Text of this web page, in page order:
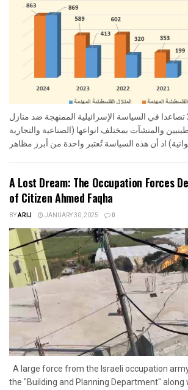
شهد العام 2024 تصاعدا في السياسة الإسرائيلية الممنهجة ضد منازل
والمنشآت بمختلف انواعها (الصناعية والتجارية
A Lost Dream: The Occupation Forces
of Citizen Ahmed Faqha
BYARIJ JANUARY 30, 2025 0
A large force from the Israeli occupation
the "Building and Planning Department" along